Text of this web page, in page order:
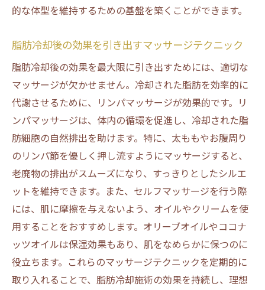
的な体型を維持するための基盤を築くことができます。
脂肪冷却後の効果を引き出すマッサージテクニック
脂肪冷却後の効果を最大限に引き出すためには、適切な
マッサージが欠かせません。冷却された脂肪を効率的に
代謝させるために、リンパマッサージが効果的です。リ
ンパマッサージは、体内の循環を促進し、冷却された脂
肪細胞の自然排出を助けます。特に、太ももやお腹周り
のリンパ節を優しく押し流すようにマッサージすると、
老廃物の排出がスムーズになり、すっきりとしたシルエ
ットを維持できます。また、セルフマッサージを行う際
には、肌に摩擦を与えないよう、オイルやクリームを使
用することをおすすめします。オリーブオイルやココナ
ッツオイルは保湿効果もあり、肌をなめらかに保つのに
役立ちます。これらのマッサージテクニックを定期的に
取り入れることで、脂肪冷却施術の効果を持続し、理想